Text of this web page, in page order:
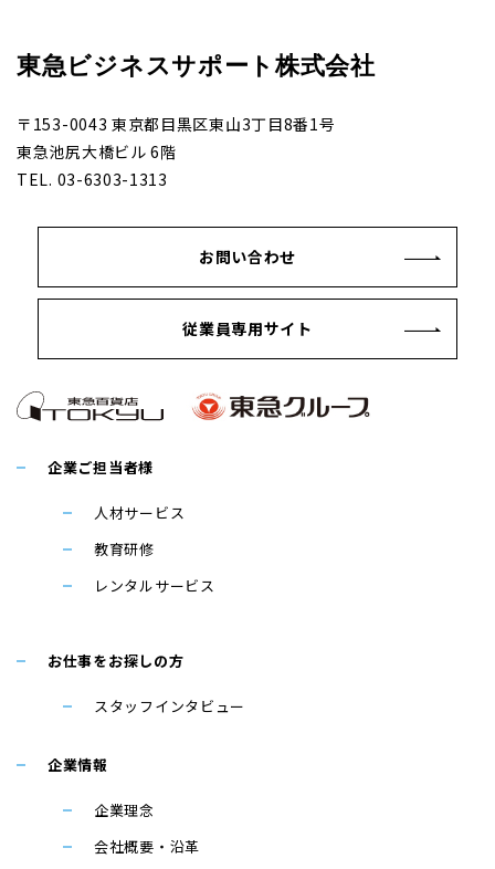
東急ビジネスサポート株式会社
〒153-0043 東京都目黒区東山3丁目8番1号
東急池尻大橋ビル 6階
TEL. 03-6303-1313
お問い合わせ
従業員専用サイト
企業ご担当者様
人材サービス
教育研修
レンタルサービス
お仕事をお探しの方
スタッフインタビュー
企業情報
企業理念
会社概要・沿革